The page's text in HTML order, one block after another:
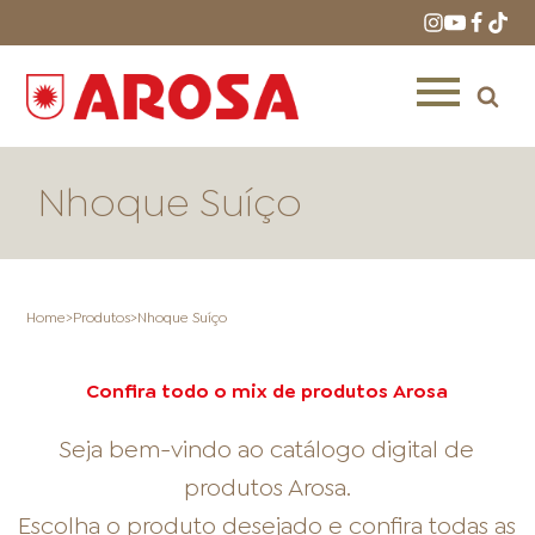
HOME
LOJAS AROSA
REPRESENTANTES
Nhoque Suíço
Home>Produtos>Nhoque Suíço
Confira todo o mix de produtos Arosa
Seja bem-vindo ao catálogo digital de
produtos Arosa.
Escolha o produto desejado e confira todas as